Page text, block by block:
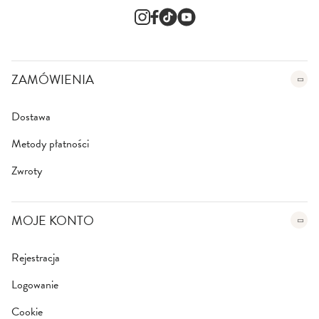
t
e
rZAMÓWIENIA
Dostawa
Metody płatności
Zwroty
MOJE KONTO
Rejestracja
Logowanie
Cookie